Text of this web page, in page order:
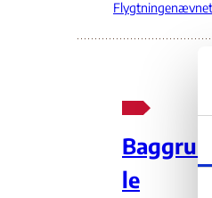
Flygtningenævnet
le